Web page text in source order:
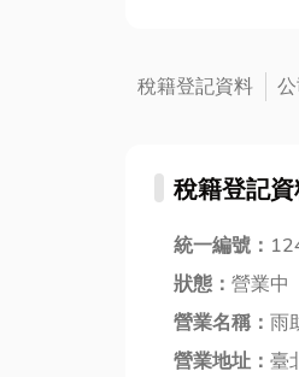
直前，只為了追
夢想，那份對奧
稅籍登記資料
稅籍登記
統一編號：
狀態： 營業中
營業名稱： 雨
營業地址： 臺